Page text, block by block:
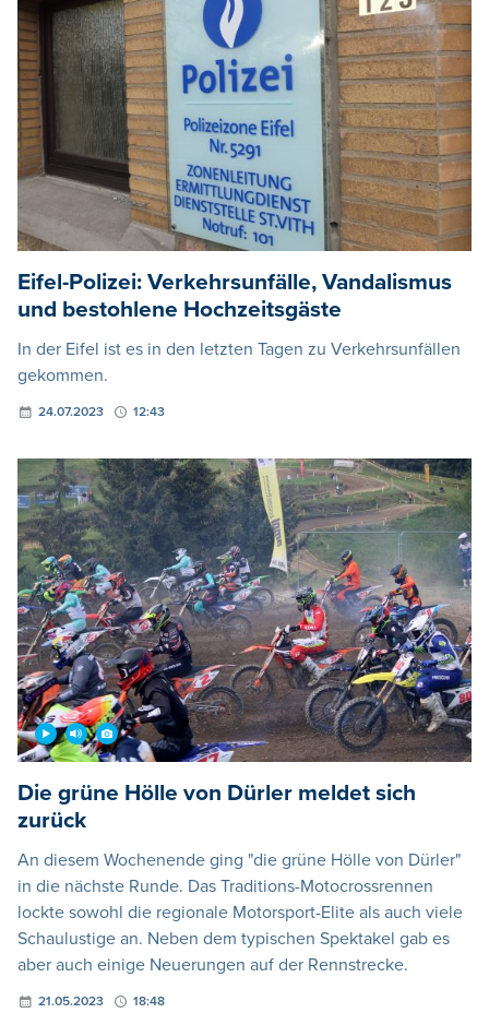
Eifel-Polizei: Verkehrsunfälle, Vandalismus
und bestohlene Hochzeitsgäste
In der Eifel ist es in den letzten Tagen zu Verkehrsunfällen
gekommen.
24.07.2023 12:43
Die grüne Hölle von Dürler meldet sich
zurück
An diesem Wochenende ging "die grüne Hölle von Dürler"
in die nächste Runde. Das Traditions-Motocrossrennen
lockte sowohl die regionale Motorsport-Elite als auch viele
Schaulustige an. Neben dem typischen Spektakel gab es
aber auch einige Neuerungen auf der Rennstrecke.
21.05.2023 18:48